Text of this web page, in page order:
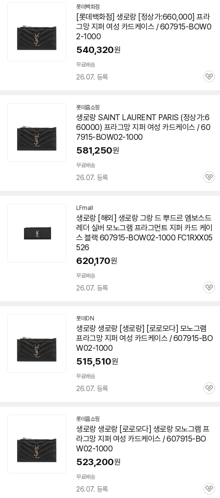
롯데백화점
[롯데백화점] 생로랑 [정상가:660,000] 프라
그망 지퍼 여성 카드케이스 / 607915-BOW0
2-1000
540,320원
무료배송
26.07. 등록
관
롯데홈쇼핑
생로랑 SAINT LAURENT PARIS (정상가:6
60000) 프라그망 지퍼 여성 카드케이스 / 60
7915-BOW02-1000
581,250원
무료배송
26.07. 등록
관
LFmall
생로랑 [해외] 생로랑 그랑 드 뿌드르 엠보스드
레더 실버 모노그램 프라그먼트 지퍼 카드 케이
스 블랙 607915-BOW02-1000 FC1RXX05
526
620,170원
무료배송
26.07. 등록
관
롯데ON
생로랑 생로랑 [생로랑] [로로모다] 모노그램
프라그망 지퍼 여성 카드케이스 / 607915-BO
W02-1000
515,510원
무료배송
26.07. 등록
관
롯데홈쇼핑
생로랑 생로랑 [로로모다] 생로랑 모노그램 프
라그망 지퍼 여성 카드케이스 / 607915-BO
W02-1000
523,200원
무료배송
26.07. 등록
관